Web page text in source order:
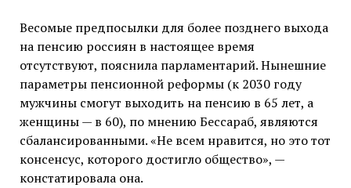
Весомые предпосылки для более позднего выхода
на пенсию россиян в настоящее время
отсутствуют, пояснила парламентарий. Нынешние
параметры пенсионной реформы (к 2030 году
мужчины смогут выходить на пенсию в 65 лет, а
женщины — в 60), по мнению Бессараб, являются
сбалансированными. «Не всем нравится, но это тот
консенсус, которого достигло общество», —
констатировала она.